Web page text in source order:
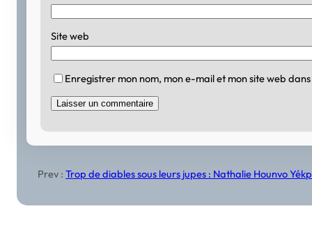
Site web
Enregistrer mon nom, mon e-mail et mon site web
Prev :Trop de diables sous leurs jupes : Nathalie Hounvo